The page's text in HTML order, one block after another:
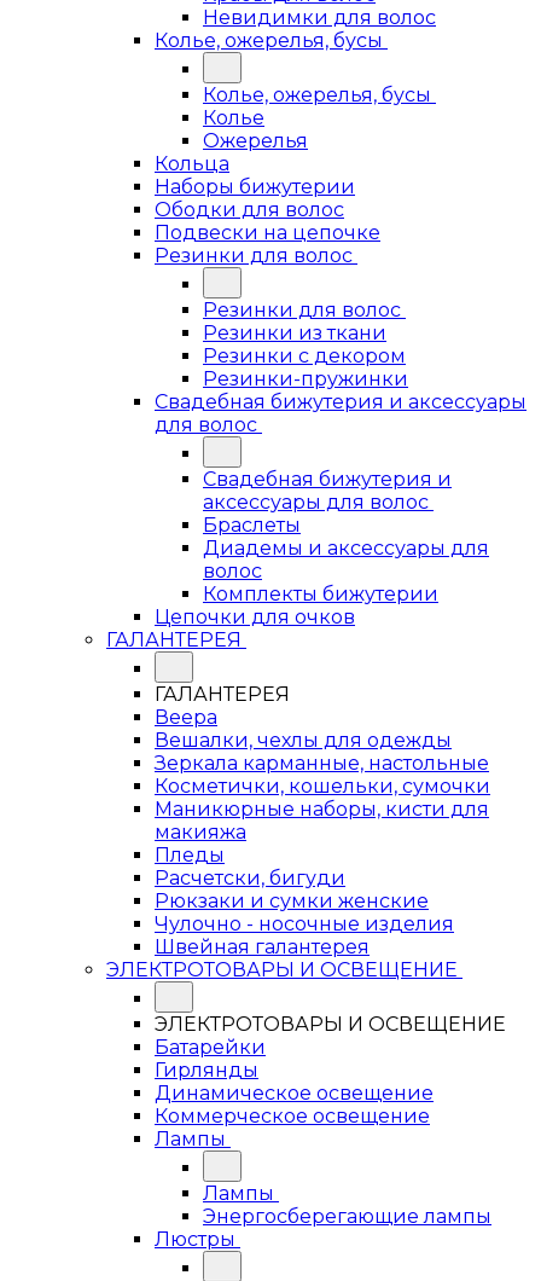
Невидимки для волос
Колье, ожерелья, бусы
Колье, ожерелья, бусы
Колье
Ожерелья
Кольца
Наборы бижутерии
Ободки для волос
Подвески на цепочке
Резинки для волос
Резинки для волос
Резинки из ткани
Резинки с декором
Резинки-пружинки
Свадебная бижутерия и аксессуары
для волос
Свадебная бижутерия и
аксессуары для волос
Браслеты
Диадемы и аксессуары для
волос
Комплекты бижутерии
Цепочки для очков
ГАЛАНТЕРЕЯ
ГАЛАНТЕРЕЯ
Веера
Вешалки, чехлы для одежды
Зеркала карманные, настольные
Косметички, кошельки, сумочки
Маникюрные наборы, кисти для
макияжа
Пледы
Расчетски, бигуди
Рюкзаки и сумки женские
Чулочно - носочные изделия
Швейная галантерея
ЭЛЕКТРОТОВАРЫ И ОСВЕЩЕНИЕ
ЭЛЕКТРОТОВАРЫ И ОСВЕЩЕНИЕ
Батарейки
Гирлянды
Динамическое освещение
Коммерческое освещение
Лампы
Лампы
Энергосберегающие лампы
Люстры